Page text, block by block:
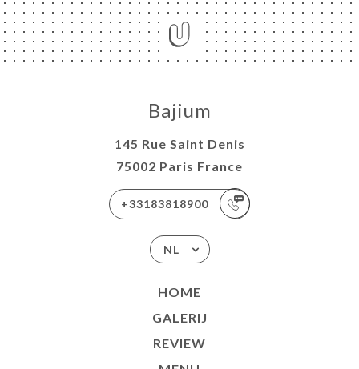
Bajium
145 Rue Saint Denis
75002 Paris France
+33183818900
NL
HOME
GALERIJ
REVIEW